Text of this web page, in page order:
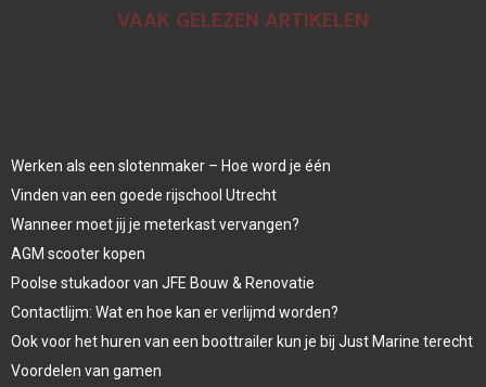
VAAK GELEZEN ARTIKELEN
Werken als een slotenmaker – Hoe word je één
Vinden van een goede rijschool Utrecht
Wanneer moet jij je meterkast vervangen?
AGM scooter kopen
Poolse stukadoor van JFE Bouw & Renovatie
Contactlijm: Wat en hoe kan er verlijmd worden?
Ook voor het huren van een boottrailer kun je bij Just Marine terecht
Voordelen van gamen